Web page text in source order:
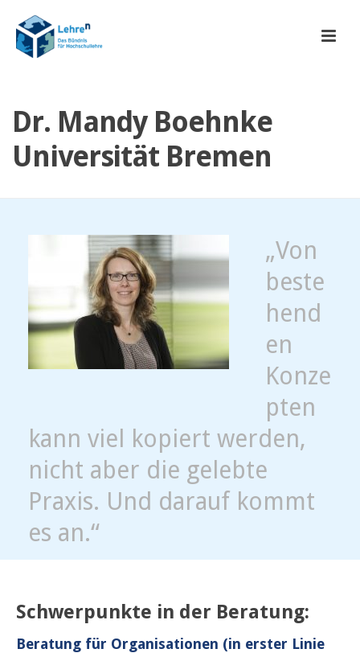
Dr. Mandy Boehnke
Universität Bremen
„Von
beste
hend
en
Konze
pten
kann viel kopiert werden,
nicht aber die gelebte
Praxis. Und darauf kommt
es an.“
Schwerpunkte in der Beratung:
Beratung für Organisationen (in erster Linie